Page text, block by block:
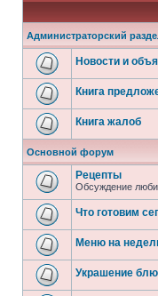
Администраторский
Новости и
Книга
Книга жалоб
Основной форум
Рецепты
Обсуждение
Что готовим
Меню на
Украшение